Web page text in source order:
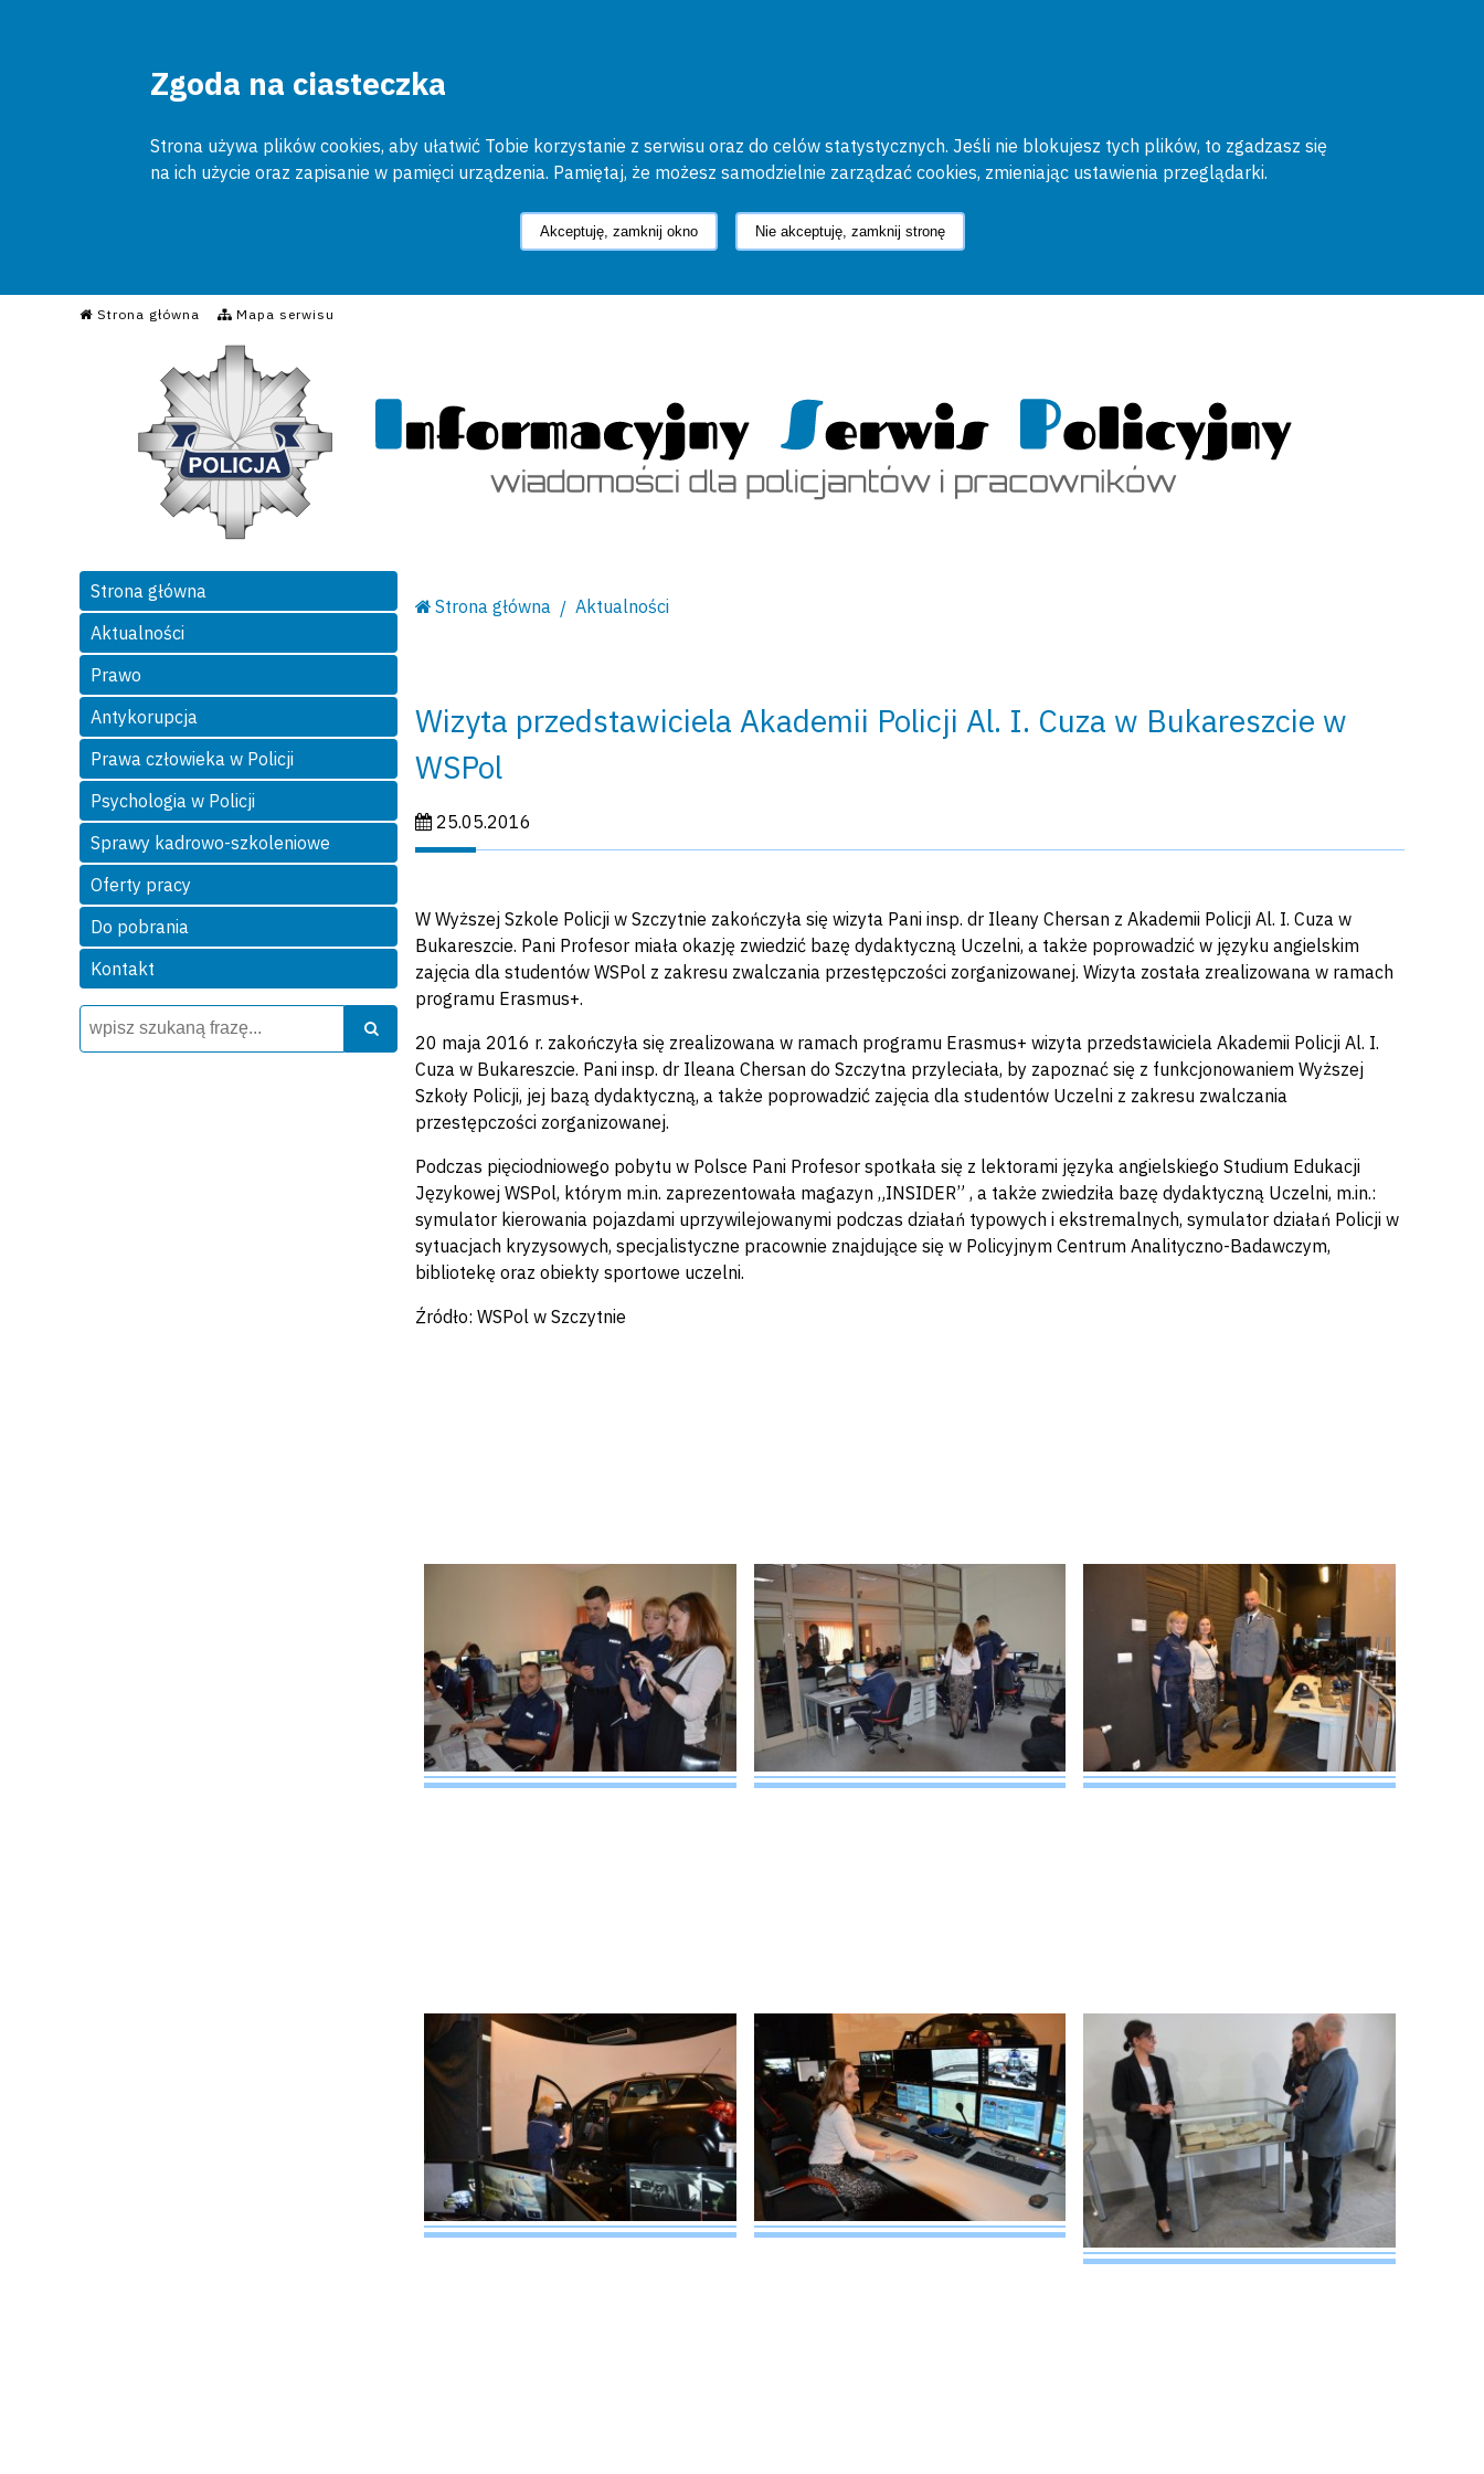
Zgoda na ciasteczka
Strona używa plików cookies, aby ułatwić Tobie korzystanie z serwisu oraz do celów statystycznych. Jeśli nie blokujesz tych plików, to zgadzasz się
na ich użycie oraz zapisanie w pamięci urządzenia. Pamiętaj, że możesz samodzielnie zarządzać cookies, zmieniając ustawienia przeglądarki.
Akceptuję, zamknij okno Nie akceptuję, zamknij stronę
Strona główna Mapa serwisu
Informacyjny Serwis Policyjny
Strona główna
Aktualności
Prawo
Antykorupcja
Prawa człowieka w Policji
Psychologia w Policji
Sprawy kadrowo-szkoleniowe
Oferty pracy
Do pobrania
Kontakt
Wyszukiwarka
Szukaj
Strona główna Aktualności
Wizyta przedstawiciela Akademii Policji Al. I. Cuza w Bukareszcie w
WSPol
Data publikacji:
25.05.2016
W Wyższej Szkole Policji w Szczytnie zakończyła się wizyta Pani insp. dr Ileany Chersan z Akademii Policji Al. I. Cuza w
Bukareszcie. Pani Profesor miała okazję zwiedzić bazę dydaktyczną Uczelni, a także poprowadzić w języku angielskim
zajęcia dla studentów WSPol z zakresu zwalczania przestępczości zorganizowanej. Wizyta została zrealizowana w ramach
programu Erasmus+.
20 maja 2016 r. zakończyła się zrealizowana w ramach programu Erasmus+ wizyta przedstawiciela Akademii Policji Al. I.
Cuza w Bukareszcie. Pani insp. dr Ileana Chersan do Szczytna przyleciała, by zapoznać się z funkcjonowaniem Wyższej
Szkoły Policji, jej bazą dydaktyczną, a także poprowadzić zajęcia dla studentów Uczelni z zakresu zwalczania
przestępczości zorganizowanej.
Podczas pięciodniowego pobytu w Polsce Pani Profesor spotkała się z lektorami języka angielskiego Studium Edukacji
Językowej WSPol, którym m.in. zaprezentowała magazyn „INSIDER” , a także zwiedziła bazę dydaktyczną Uczelni, m.in.:
symulator kierowania pojazdami uprzywilejowanymi podczas działań typowych i ekstremalnych, symulator działań Policji w
sytuacjach kryzysowych, specjalistyczne pracownie znajdujące się w Policyjnym Centrum Analityczno-Badawczym,
bibliotekę oraz obiekty sportowe uczelni.
Źródło: WSPol w Szczytnie